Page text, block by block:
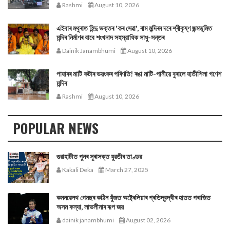
Rashmi August 10, 2026
এইবাৰ মথুৰাত হিন্দু ভক্তৰ 'কৰ সেৱা', ৰাম মন্দিৰৰ দৰে শ্ৰীকৃষ্ণ জন্মভূমিত
মন্দিৰ নিৰ্মাণৰ বাবে শংখনাদ সহস্রাধিক সাধু-সন্তৰ
Dainik Janambhumi August 10, 2026
পাহাৰৰ মাটি কটাৰ ভয়ংকৰ পৰিণতি! ৰঙা মাটি-পানীয়ে বুৰালে হাতীশিলা গণেশ
মন্দিৰ
Rashmi August 10, 2026
POPULAR NEWS
গুৱাহাটীত পুনৰ সুৰাসক্ত যুৱতীৰ তাণ্ডৱ
Kakali Deka March 27, 2025
কমনৱেলথ গেমছৰ কঠিন যুঁজত অষ্ট্ৰেলিয়াৰ প্ৰতিদ্বন্দ্বীৰ হাতত পৰাজিত
অসম কন্যা, লাভলীনাৰ ৰূপ জয়
dainik janambhumi August 02, 2026